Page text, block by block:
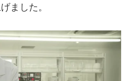
ました。